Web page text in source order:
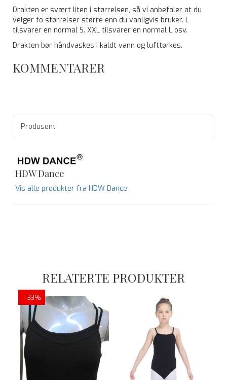
Drakten er svært liten i størrelsen, så vi anbefaler at du
velger to størrelser større enn du vanligvis bruker. L
tilsvarer en normal S. XXL tilsvarer en normal L osv.
Drakten bør håndvaskes i kaldt vann og lufttørkes.
KOMMENTARER
Produsent
HDW Dance
Vis alle produkter fra HDW Dance
RELATERTE PRODUKTER
-33%